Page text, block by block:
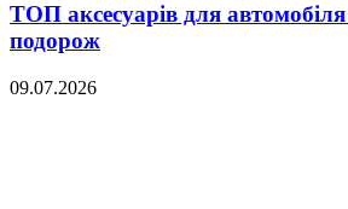
ТОП аксесуарів для
подорож
09.07.2026